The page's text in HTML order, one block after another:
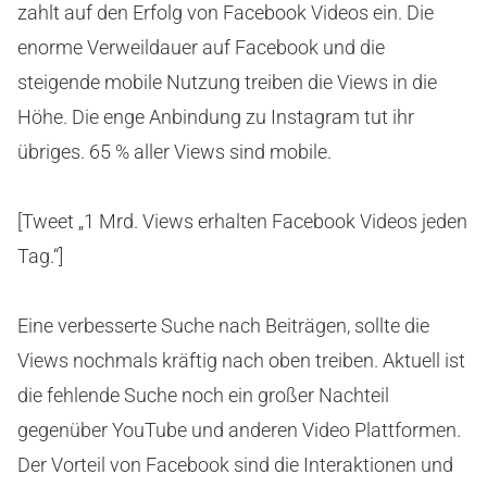
zahlt auf den Erfolg von Facebook Videos ein. Die
enorme Verweildauer auf Facebook und die
steigende mobile Nutzung treiben die Views in die
Höhe. Die enge Anbindung zu Instagram tut ihr
übriges. 65 % aller Views sind mobile.
[Tweet „1 Mrd. Views erhalten Facebook Videos jeden
Tag.“]
Eine verbesserte Suche nach Beiträgen, sollte die
Views nochmals kräftig nach oben treiben. Aktuell ist
die fehlende Suche noch ein großer Nachteil
gegenüber YouTube und anderen Video Plattformen.
Der Vorteil von Facebook sind die Interaktionen und